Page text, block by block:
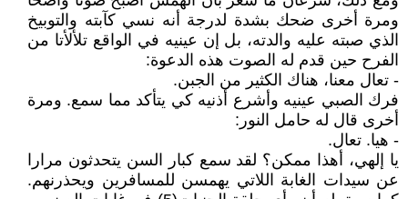
ومرة أخرى ضحك بشدة لدرجة أنه نسي كآبته والتوبيخ
الذي صبته عليه والدته، بل إن عينيه في الواقع تلألأتا من
الفرح حين قدم له الصوت هذه الدعوة:
- تعال معنا، هناك الكثير من الجبن.
فرك الصبي عينيه وأشرع أذنيه كي يتأكد مما سمع. ومرة
أخرى قال له حامل النور:
- هيا. تعال.
يا إلهي، أهذا ممكن؟ لقد سمع كبار السن يتحدثون مرارا
عن سيدات الغابة اللاتي يهمسن للمسافرين ويحذرنهم.